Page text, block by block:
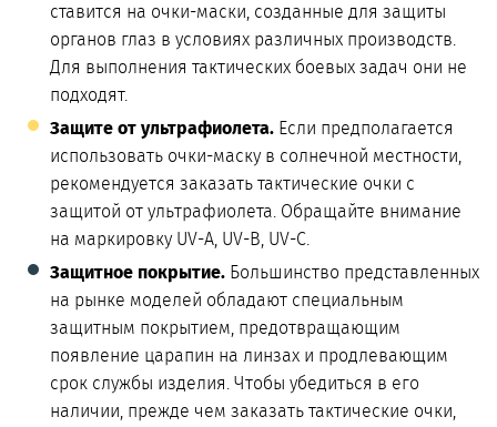
ставится на очки-маски, созданные для защиты
органов глаз в условиях различных производств.
Для выполнения тактических боевых задач они не
подходят.
Защите от ультрафиолета. Если предполагается
использовать очки-маску в солнечной местности,
рекомендуется заказать тактические очки с
защитой от ультрафиолета. Обращайте внимание
на маркировку UV-A, UV-B, UV-C.
Защитное покрытие. Большинство представленных
на рынке моделей обладают специальным
защитным покрытием, предотвращающим
появление царапин на линзах и продлевающим
срок службы изделия. Чтобы убедиться в его
наличии, прежде чем заказать тактические очки,